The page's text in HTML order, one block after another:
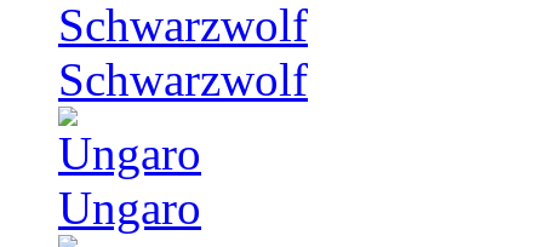
Schwarzwolf
Ungaro